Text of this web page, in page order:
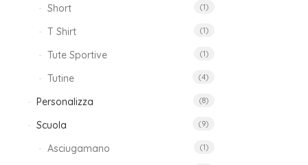
Short (1)
T Shirt (1)
Tute Sportive (1)
Tutine (4)
Personalizza (8)
Scuola (9)
Asciugamano (1)